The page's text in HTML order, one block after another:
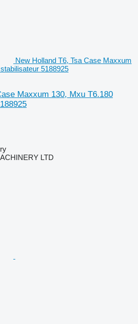
New Holland T6, Tsa Case Maxxum
5188925
Maxxum 130, Mxu T6.180
LTD